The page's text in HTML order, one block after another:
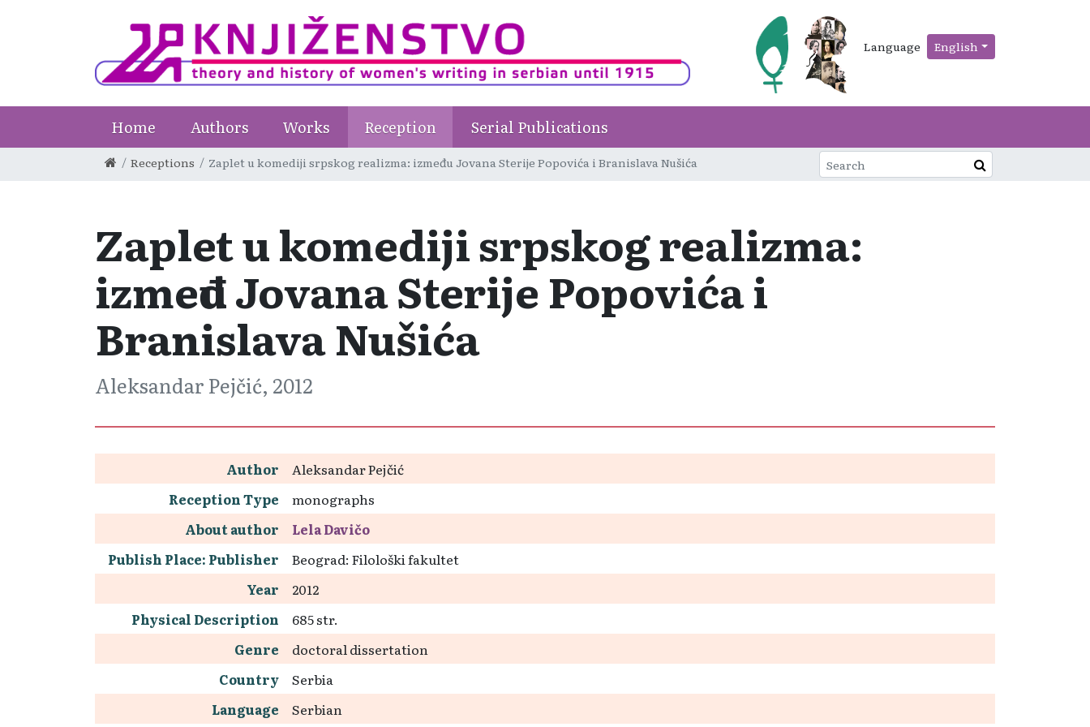
Language English
Home Authors Works Reception Serial Publications
Receptions Zaplet u komediji srpskog realizma: između Jovana Sterije Popovića i Branislava Nušića
Zaplet u komediji srpskog realizma:
između Jovana Sterije Popovića i
Branislava Nušića
Aleksandar Pejčić, 2012
Author
Aleksandar Pejčić
Reception Type
monographs
About author
Lela Davičo
Publish Place: Publisher
Beograd: Filološki fakultet
Year
2012
Physical Description
685 str.
Genre
doctoral dissertation
Country
Serbia
Language
Serbian